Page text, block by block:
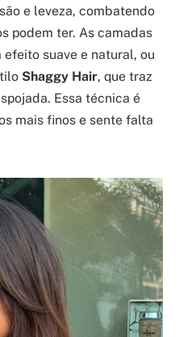
e leveza, combatendo
podem ter. As camadas
suave e natural, ou
Shaggy Hair, que traz
Essa técnica é
mais finos e sente falta